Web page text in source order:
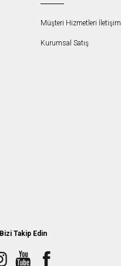
Müşteri Hizmetleri İletişim
Kurumsal Satış
Bizi Takip Edin